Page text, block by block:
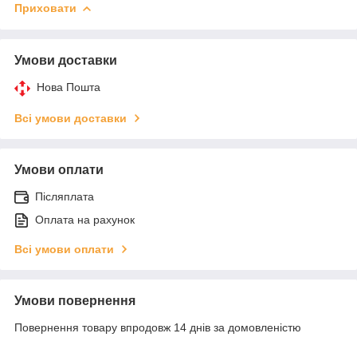
Приховати
Умови доставки
Нова Пошта
Всі умови доставки
Умови оплати
Післяплата
Оплата на рахунок
Всі умови оплати
Умови повернення
Повернення товару впродовж 14 днів за домовленістю